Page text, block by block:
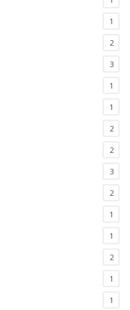
1
2
3
1
1
2
2
3
2
1
1
2
1
1